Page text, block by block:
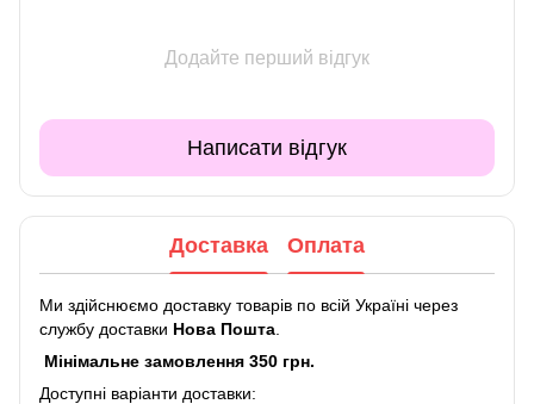
Додайте перший відгук
Написати відгук
Доставка Оплата
Ми здійснюємо доставку товарів по всій Україні через
службу доставки Нова Пошта.
Мінімальне замовлення 350 грн.
Доступні варіанти доставки: